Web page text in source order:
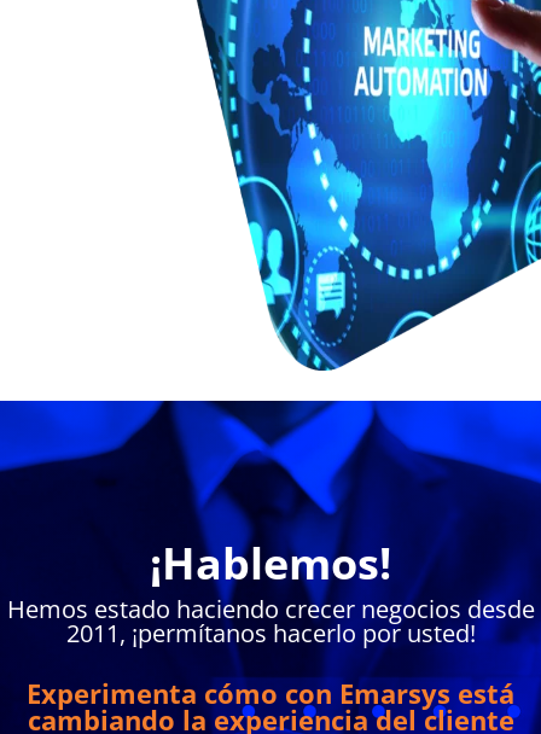
¡Hablemos!
Hemos estado haciendo crecer negocios desde
2011, ¡permítanos hacerlo por usted!
Experimenta cómo con Emarsys está
cambiando la experiencia del cliente